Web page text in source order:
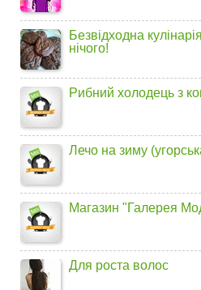
Безвідходна
нічого!
Рибний холодець з
Лечо на зиму
Магазин "Галерея
Для роста волос